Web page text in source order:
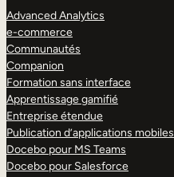
Advanced Analytics
e-commerce
Communautés
Companion
Formation sans interface
Apprentissage gamifié
Entreprise étendue
Publication d’applications mobiles
Docebo pour MS Teams
Docebo pour Salesforce